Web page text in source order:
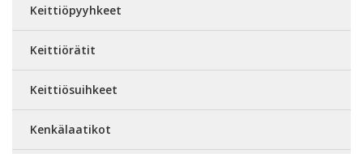
Keittiöpyyhkeet
Keittiörätit
Keittiösuihkeet
Kenkälaatikot